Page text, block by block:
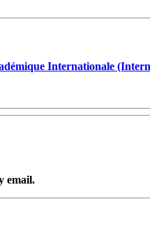
Internationale
email.